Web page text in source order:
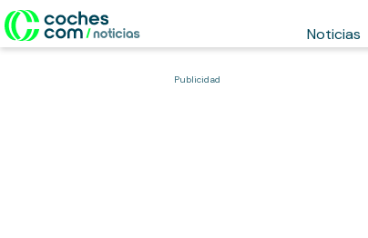
Noticias
Publicidad